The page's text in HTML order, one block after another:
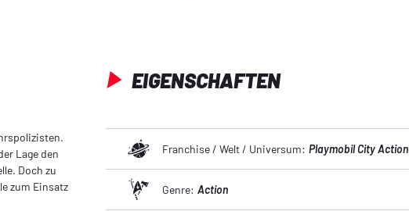
Lage den
Doch zu
zum Einsatz
EIGENSCHAFTEN
Franchise / Welt / Universum: Playmobil City Action
Genre: Action